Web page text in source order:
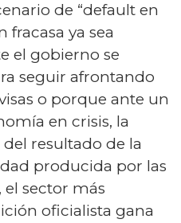
de “default en
fracasa ya sea
el gobierno se
seguir afrontando
o porque ante un
en crisis, la
resultado de la
producida por las
el sector más
oficialista gana